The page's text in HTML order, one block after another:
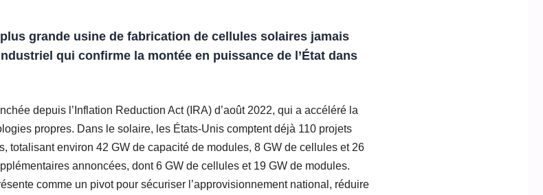
grande usine de fabrication de cellules solaires jamais
qui confirme la montée en puissance de l’État dans
depuis l’Inflation Reduction Act (IRA) d’août 2022, qui a accéléré la
propres. Dans le solaire, les États-Unis comptent déjà 110 projets
totalisant environ 42 GW de capacité de modules, 8 GW de cellules et 26
annoncées, dont 6 GW de cellules et 19 GW de modules.
comme un pivot pour sécuriser l’approvisionnement national, réduire